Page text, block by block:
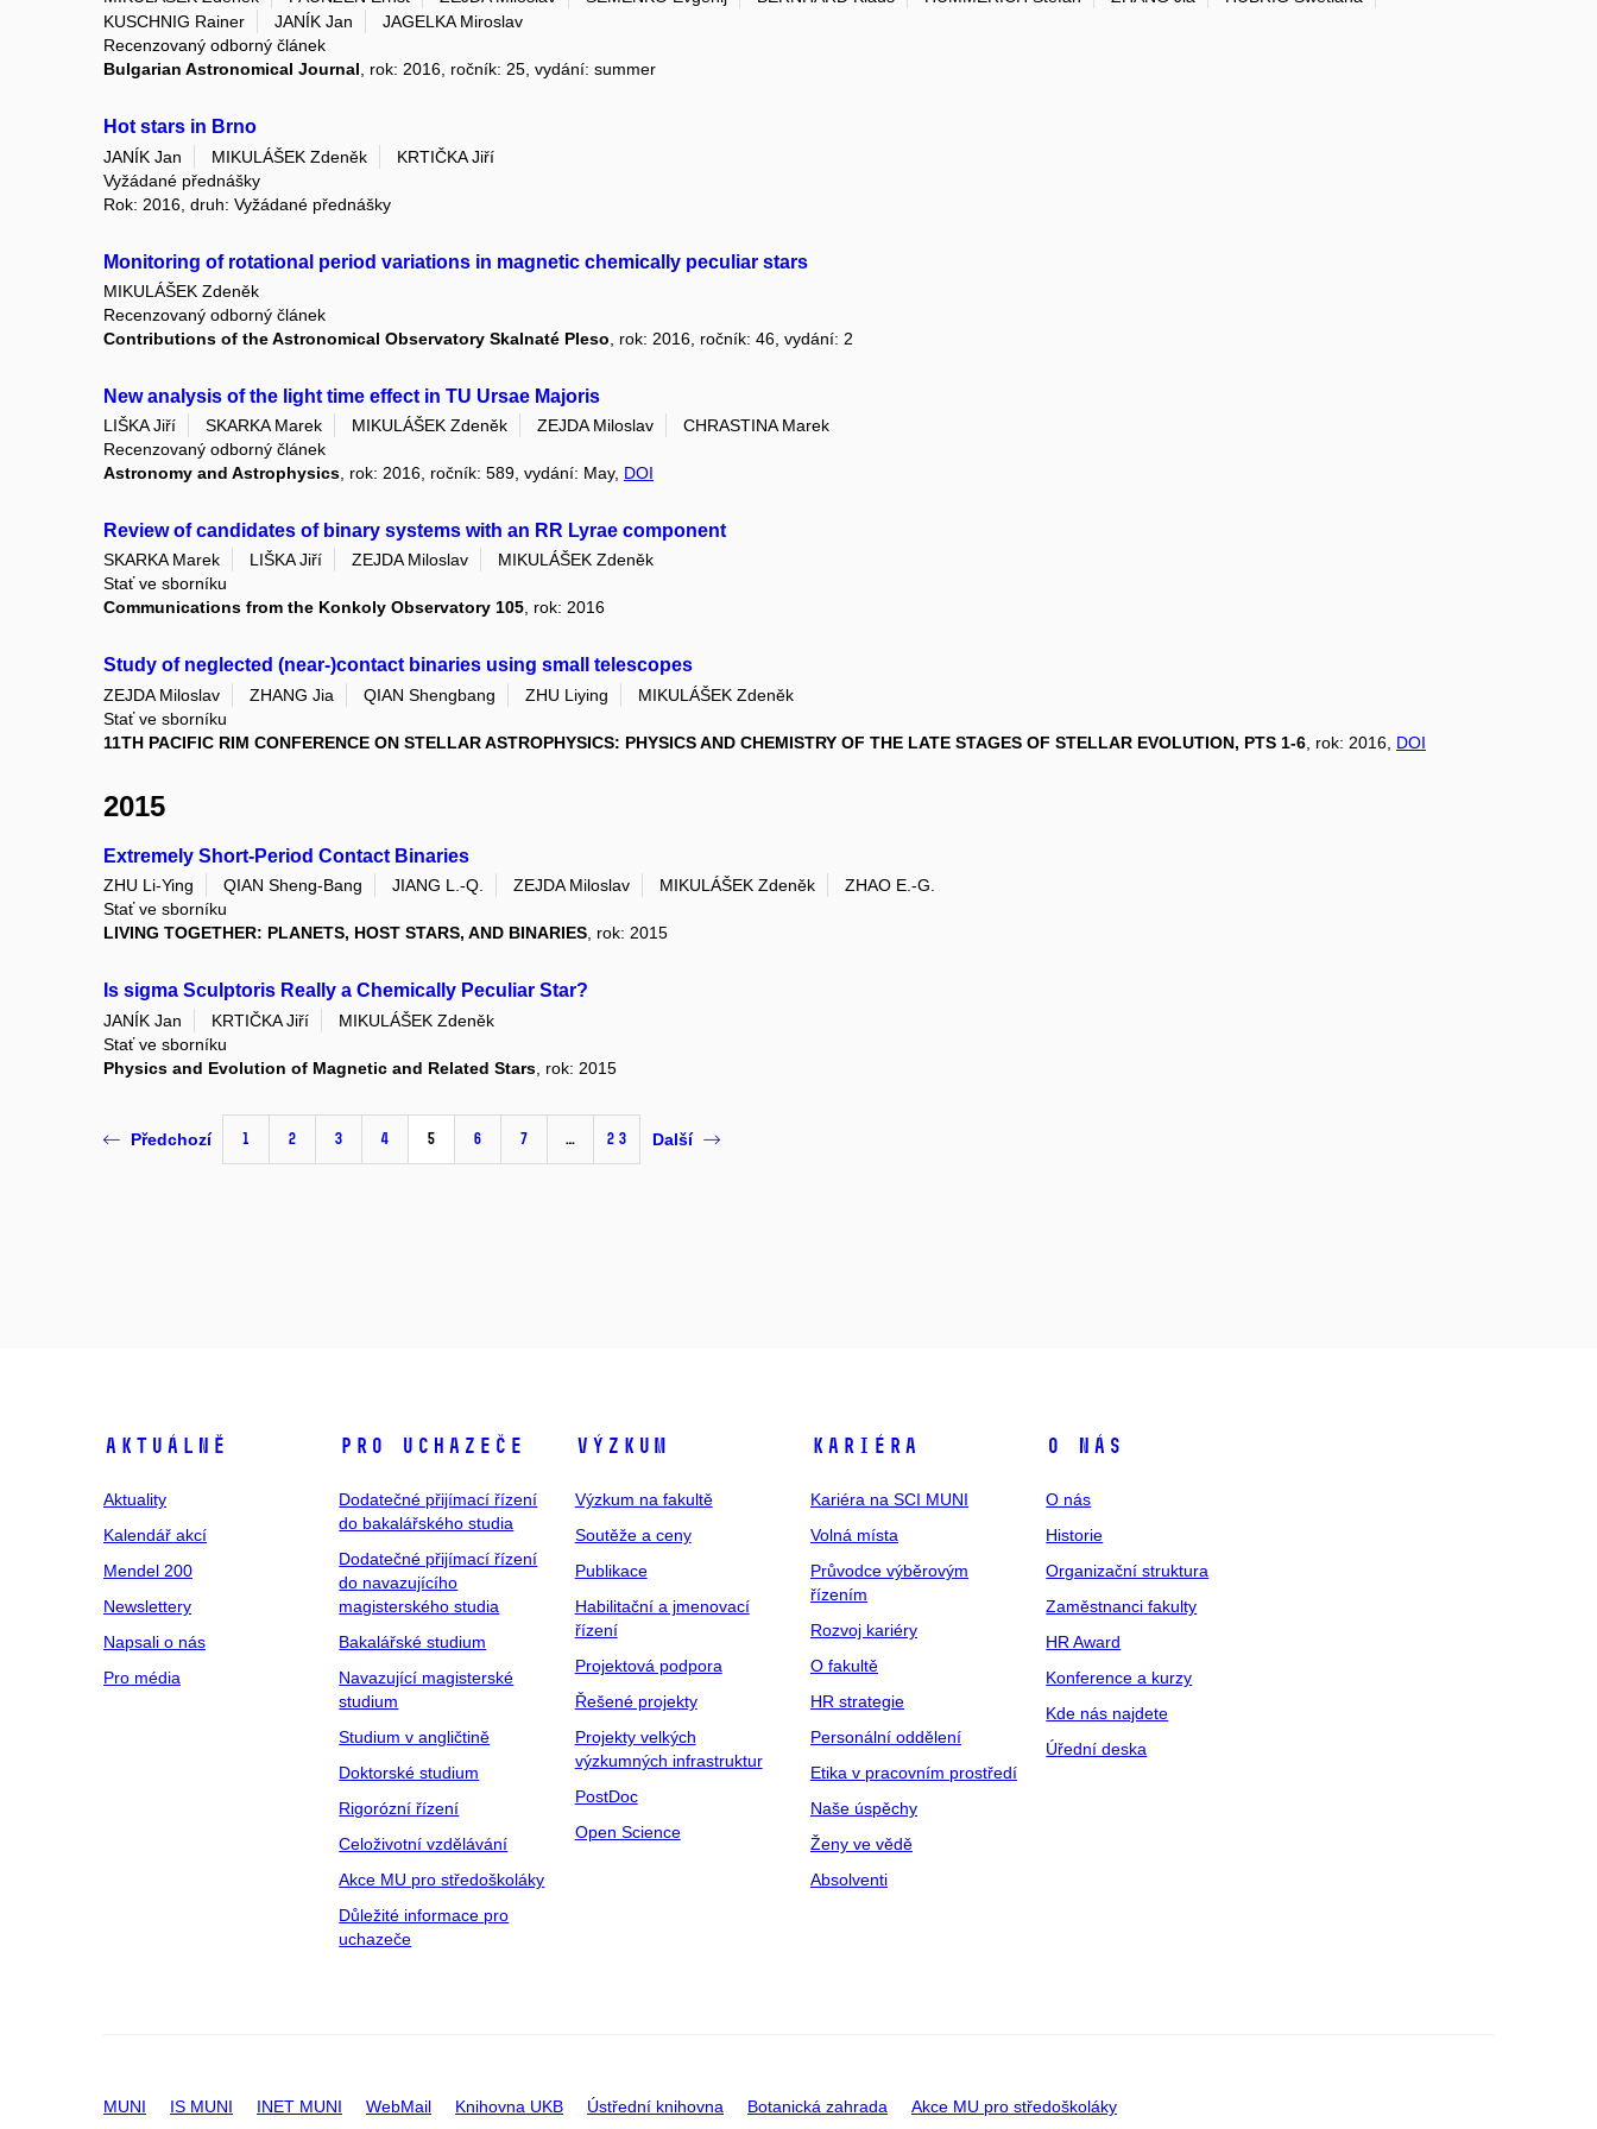
KUSCHNIG Rainer
JANÍK Jan
JAGELKA Miroslav
Recenzovaný odborný článek
Bulgarian Astronomical Journal, rok: 2016, ročník: 25, vydání: summer
Hot stars in Brno
JANÍK Jan MIKULÁŠEK Zdeněk
KRTIČKA Jiří
Vyžádané přednášky
Rok: 2016, druh: Vyžádané přednášky
Monitoring of rotational period variations in magnetic chemically peculiar stars
MIKULÁŠEK Zdeněk
Recenzovaný odborný článek
Contributions of the Astronomical Observatory Skalnaté Pleso , rok: 2016, ročník: 46, vydání: 2
New analysis of the light time effect in TU Ursae Majoris
LIŠKA Jiří SKARKA Marek MIKULÁŠEK Zdeněk ZEJDA Miloslav
CHRASTINA Marek
Recenzovaný odborný článek
Astronomy and Astrophysics , rok: 2016, ročník: 589, vydání: May, DOI
Review of candidates of binary systems with an RR Lyrae component
SKARKA Marek LIŠKA Jiří ZEJDA Miloslav
MIKULÁŠEK Zdeněk
Stať ve sborníku
Communications from the Konkoly Observatory 105, rok: 2016
Study of neglected (near-)contact binaries using small telescopes
ZEJDA Miloslav ZHANG Jia QIAN Shengbang ZHU Liying
MIKULÁŠEK Zdeněk
Stať ve sborníku
11TH PACIFIC RIM CONFERENCE ON STELLAR ASTROPHYSICS: PHYSICS AND CHEMISTRY OF THE LATE STAGES OF STELLAR EVOLUTION, PTS 1-6 , rok: 2016, DOI
2015
Extremely Short-Period Contact Binaries
ZHU Li-Ying QIAN Sheng-Bang JIANG L.-Q. ZEJDA Miloslav MIKULÁŠEK Zdeněk
ZHAO E.-G.
Stať ve sborníku
LIVING TOGETHER: PLANETS, HOST STARS, AND BINARIES, rok: 2015
Is sigma Sculptoris Really a Chemically Peculiar Star?
JANÍK Jan KRTIČKA Jiří
MIKULÁŠEK Zdeněk
Stať ve sborníku
Physics and Evolution of Magnetic and Related Stars , rok: 2015
Předchozí 1 2 3 4 5 6 7 … 23 Další
Aktuálně
Aktuality
Kalendář akcí
Mendel 200
Newslettery
Napsali o nás
Pro média
Pro uchazeče
Dodatečné přijímací řízení
do bakalářského studia
Dodatečné přijímací řízení
do navazujícího
magisterského studia
Bakalářské studium
Navazující magisterské
studium
Studium v angličtině
Doktorské studium
Rigorózní řízení
Celoživotní vzdělávání
Akce MU pro středoškoláky
Důležité informace pro
uchazeče
Výzkum
Výzkum na fakultě
Soutěže a ceny
Publikace
Habilitační a jmenovací
řízení
Projektová podpora
Řešené projekty
Projekty velkých
výzkumných infrastruktur
PostDoc
Open Science
Kariéra
Kariéra na SCI MUNI
Volná místa
Průvodce výběrovým
řízením
Rozvoj kariéry
O fakultě
HR strategie
Personální oddělení
Etika v pracovním prostředí
Naše úspěchy
Ženy ve vědě
Absolventi
O nás
O nás
Historie
Organizační struktura
Zaměstnanci fakulty
HR Award
Konference a kurzy
Kde nás najdete
Úřední deska
MUNI IS MUNI INET MUNI WebMail Knihovna UKB Ústřední knihovna Botanická zahrada Akce MU pro středoškoláky